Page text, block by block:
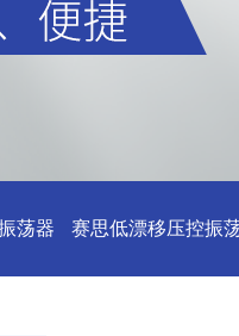
荡器 赛思低漂移压控振